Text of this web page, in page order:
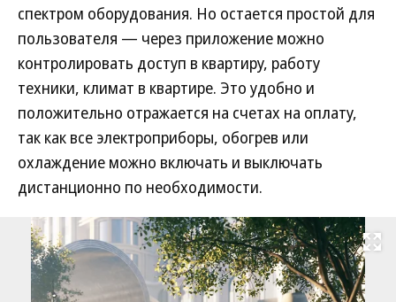
спектром оборудования. Но остается простой для
пользователя — через приложение можно
контролировать доступ в квартиру, работу
техники, климат в квартире. Это удобно и
положительно отражается на счетах на оплату,
так как все электроприборы, обогрев или
охлаждение можно включать и выключать
дистанционно по необходимости.
Развернуть